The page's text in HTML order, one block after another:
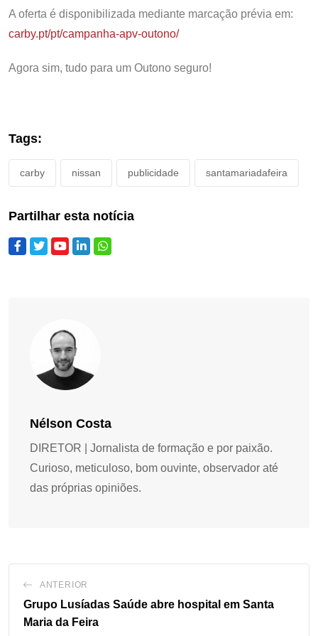
A oferta é disponibilizada mediante marcação prévia em:
carby.pt/pt/campanha-apv-outono/
Agora sim, tudo para um Outono seguro!
Tags:
carby nissan publicidade santamariadafeira
Partilhar esta notícia
Nélson Costa
DIRETOR | Jornalista de formação e por paixão.
Curioso, meticuloso, bom ouvinte, observador até
das próprias opiniões.
ANTERIOR
Grupo Lusíadas Saúde abre hospital em Santa
Maria da Feira